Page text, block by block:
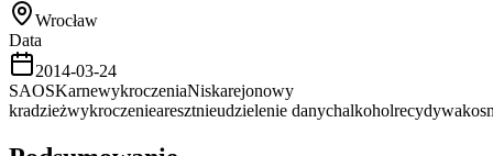
Wrocław
Data
2014-03-24
SAOSKarnewykroczeniaNiskarejonowy
kradzieżwykroczeniearesztnieudzielenie danychalkoholrecydywa